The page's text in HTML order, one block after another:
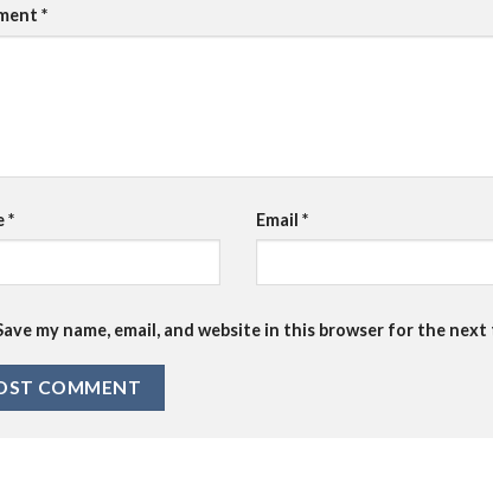
*
* Email *
my name, email, and website in this browser for the next